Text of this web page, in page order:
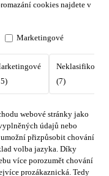
cookies najdete v
Marketingové
(7)
webové stránky jako
údajů nebo
přizpůsobit chování
volba jazyka. Díky
více porozumět chování
prozákaznická. Tedy